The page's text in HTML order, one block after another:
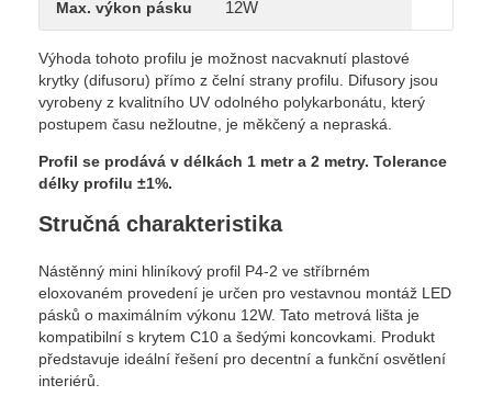
Max. výkon pásku 12W
Výhoda tohoto profilu je možnost nacvaknutí plastové
krytky (difusoru) přímo z čelní strany profilu. Difusory jsou
vyrobeny z kvalitního UV odolného polykarbonátu, který
postupem času nežloutne, je měkčený a nepraská.
Profil se prodává v délkách 1 metr a 2 metry. Tolerance
délky profilu ±1%.
Stručná charakteristika
Nástěnný mini hliníkový profil P4-2 ve stříbrném
eloxovaném provedení je určen pro vestavnou montáž LED
pásků o maximálním výkonu 12W. Tato metrová lišta je
kompatibilní s krytem C10 a šedými koncovkami. Produkt
představuje ideální řešení pro decentní a funkční osvětlení
interiérů.